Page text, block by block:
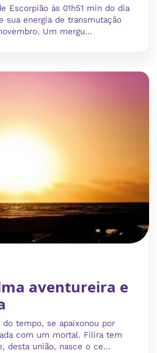
Escorpião às 01h51 min do dia
sua energia de transmutação
Um mergu...
aventureira e
tempo, se apaixonou por
com um mortal. Fílira tem
desta união, nasce o ce...